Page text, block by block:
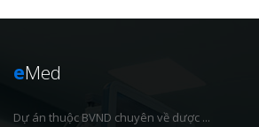
eMed
Dự án thuộc BVND chuyên về dược ...